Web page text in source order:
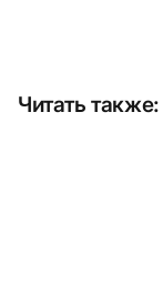
Читать также: